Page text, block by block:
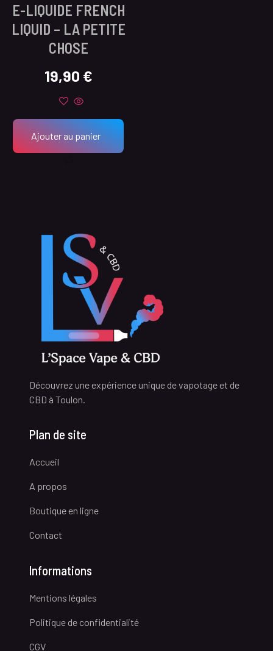
E-LIQUIDE FRENCH
LIQUID – LA PETITE
CHOSE
19,90 €
Ajouter au panier
Découvrez une expérience unique de vapotage et de
CBD à Toulon.
Plan de site
Accueil
A propos
Boutique en ligne
Contact
Informations
Mentions légales
Politique de confidentialité
CGV